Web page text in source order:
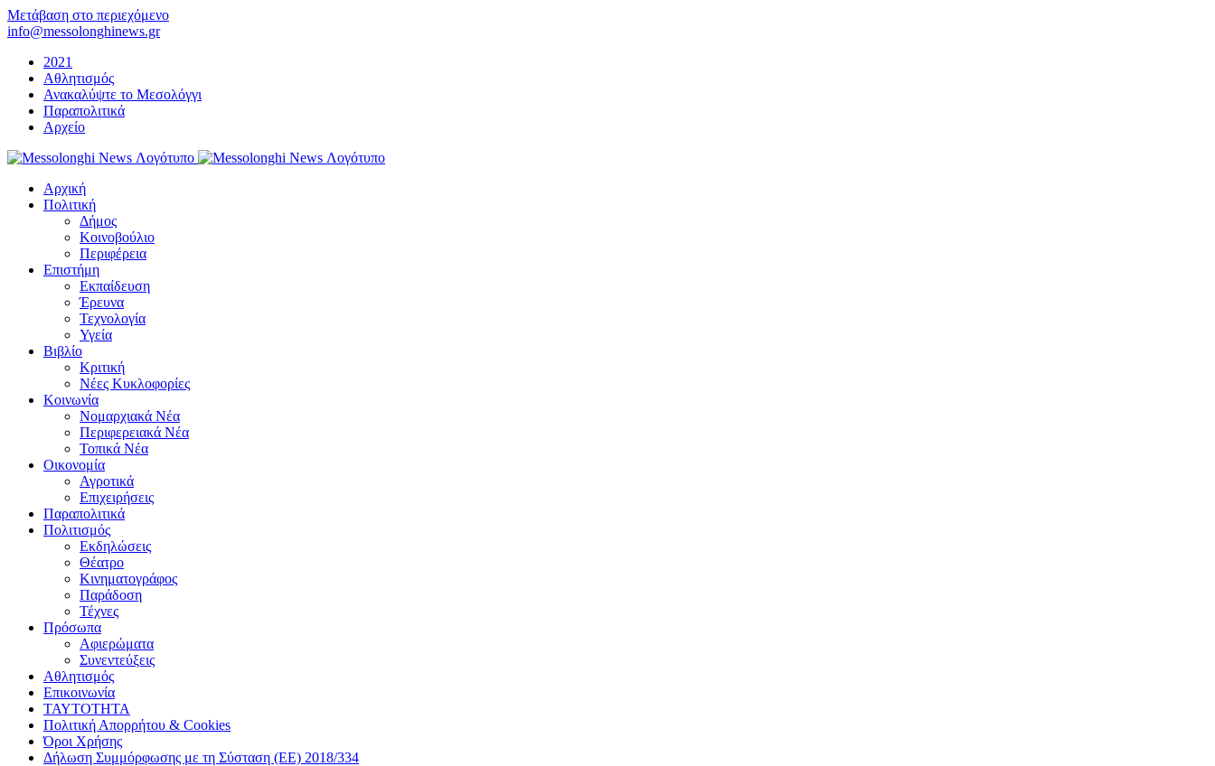
Μετάβαση στο περιεχόμενο
info@messolonghinews.gr
2021
Αθλητισμός
Ανακαλύψτε το Μεσολόγγι
Παραπολιτικά
Αρχείο
Αρχική
Πολιτική
Δήμος
Κοινοβούλιο
Περιφέρεια
Επιστήμη
Εκπαίδευση
Έρευνα
Τεχνολογία
Υγεία
Βιβλίο
Κριτική
Νέες Κυκλοφορίες
Κοινωνία
Νομαρχιακά Νέα
Περιφερειακά Νέα
Τοπικά Νέα
Οικονομία
Αγροτικά
Επιχειρήσεις
Παραπολιτικά
Πολιτισμός
Εκδηλώσεις
Θέατρο
Κινηματογράφος
Παράδοση
Τέχνες
Πρόσωπα
Αφιερώματα
Συνεντεύξεις
Αθλητισμός
Επικοινωνία
ΤΑΥΤΟΤΗΤΑ
Πολιτική Απορρήτου & Cookies
Όροι Χρήσης
Δήλωση Συμμόρφωσης με τη Σύσταση (ΕΕ) 2018/334